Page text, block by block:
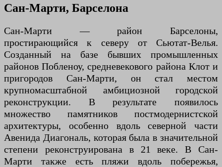
Сан-Марти, Барселона
Сан-Марти — район Барселоны,
простирающийся к северу от Сьютат-Велья.
Созданный на базе бывших промышленных
районов Побленоу, средневекового района Клот и
пригородов Сан-Марти, он стал местом
крупномасштабной амбициозной городской
реконструкции. В результате появилось
множество памятников постмодернистской
архитектуры, особенно вдоль северной части
Авенида Диагональ, которая была в значительной
степени реконструирована в 21 веке. В Сан-
Марти также есть пляжи вдоль побережья,